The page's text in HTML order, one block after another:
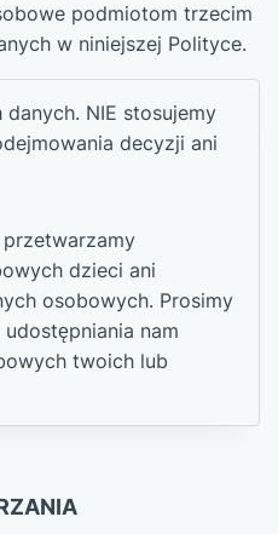
podmiotom trzecim
w niniejszej Polityce.
NIE stosujemy
decyzji ani
dzieci ani
osobowych. Prosimy
nam
twoich lub